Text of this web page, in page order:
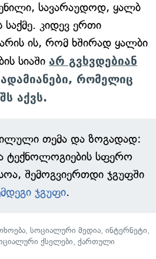
სავარაუდოდ, ყალბ
კიდევ ერთი
არის ის, რომ ხშირად ყალბი
სიაში არ გვხვდებიან
რომელიც
აქვს.
თემა და ზოგადად:
ტექნოლოგიების სფერო
შემოგვიერთდი ჯგუფში
ჯგუფი.
, სოციალური მედია, ინტერნეტი,
ქსელები, ქართული